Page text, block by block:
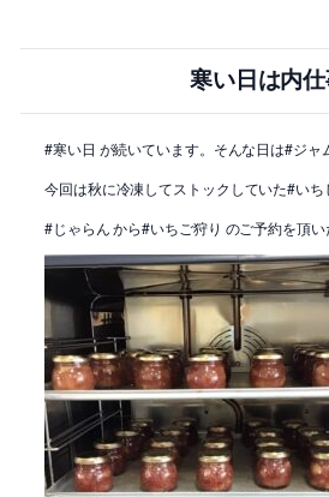
寒い日は内
#寒い日 が続いています。そんな日は#ジャ
今回は秋に冷凍してストックしていた#いち
#じゃらん から#いちご狩り のご予約を頂